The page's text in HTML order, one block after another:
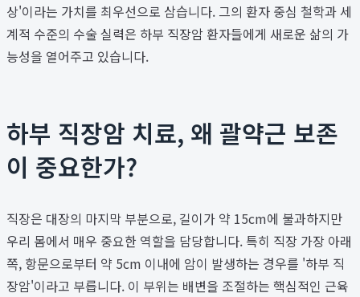
상'이라는 가치를 최우선으로 삼습니다. 그의 환자 중심 철학과 세
계적 수준의 수술 실력은 하부 직장암 환자들에게 새로운 삶의 가
능성을 열어주고 있습니다.
하부 직장암 치료, 왜 괄약근 보존
이 중요한가?
직장은 대장의 마지막 부분으로, 길이가 약 15cm에 불과하지만
우리 몸에서 매우 중요한 역할을 담당합니다. 특히 직장 가장 아래
쪽, 항문으로부터 약 5cm 이내에 암이 발생하는 경우를 '하부 직
장암'이라고 부릅니다. 이 부위는 배변을 조절하는 핵심적인 근육